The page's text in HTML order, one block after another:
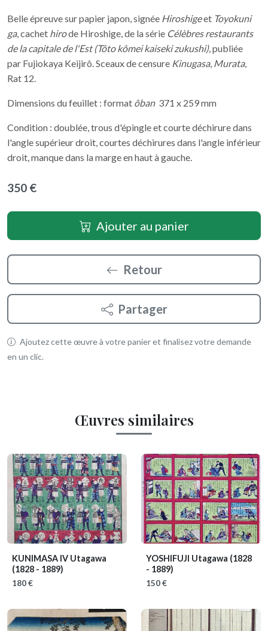
Belle épreuve sur papier japon, signée Hiroshigeet Toyokuni
ga, cachet hirode Hiroshige, de la série Célèbres restaurants
de la capitale de l'Est (Tôto kômei kaiseki zukushi),publiée
par Fujiokaya Keijirô. Sceaux de censure Kinugasa, Murata,
Rat 12.
Dimensions du feuillet : format ôban 371 x 259 mm
Condition : doublée, trous d'épingle et courte déchirure dans
l'angle supérieur droit, courtes déchirures dans l'angle inférieur
droit, manque dans la marge en haut à gauche.
350 €
Ajouter au panier
Retour
Partager
Ajoutez cette œuvre à votre panier et finalisez votre demande
en un clic.
Œuvres similaires
KUNIMASA IV Utagawa
(1828 - 1889)
180 €
YOSHIFUJI Utagawa (1828
- 1889)
150 €